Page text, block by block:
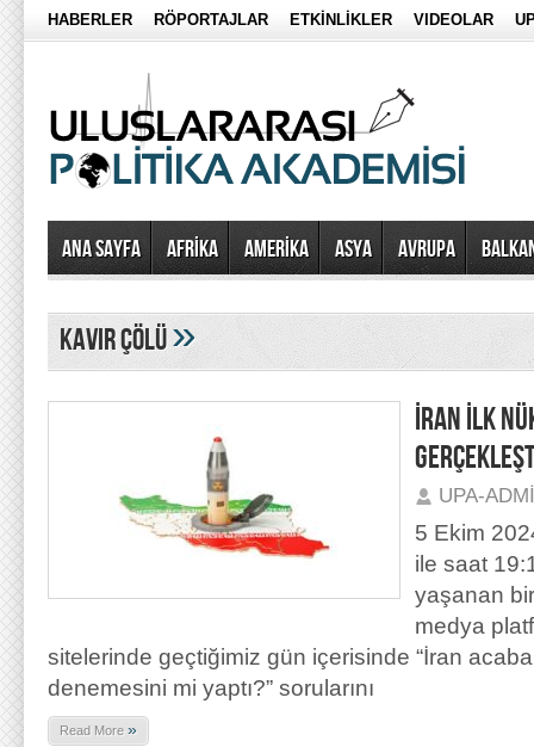
HABERLER RÖPORTAJLAR ETKİNLİKLER VIDEOLAR
Ana Sayfa AFRİKA AMERİKA ASYA AVRUPA
kavir çölü»
İRAN İLK
UPA-
5 Ekim
ile saat
yaşanan
medya
sitelerinde geçtiğimiz gün içerisinde “İran
denemesini mi yaptı?” sorularını
Read More »